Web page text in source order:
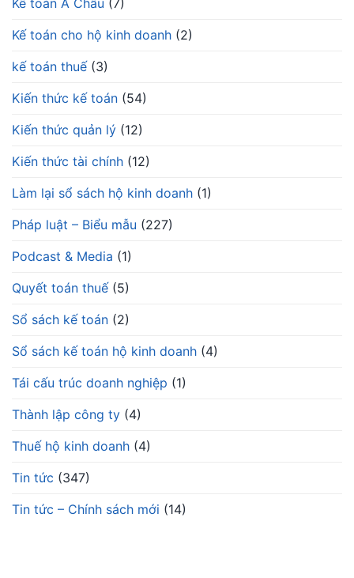
Kế toán Á Châu (7)
Kế toán cho hộ kinh doanh (2)
kế toán thuế(3)
Kiến thức kế toán (54)
Kiến thức quản lý (12)
Kiến thức tài chính (12)
Làm lại sổ sách hộ kinh doanh (1)
Pháp luật – Biểu mẫu (227)
Podcast & Media (1)
Quyết toán thuế(5)
Sổ sách kế toán (2)
Sổ sách kế toán hộ kinh doanh (4)
Tái cấu trúc doanh nghiệp (1)
Thành lập công ty (4)
Thuế hộ kinh doanh (4)
Tin tức (347)
Tin tức – Chính sách mới (14)